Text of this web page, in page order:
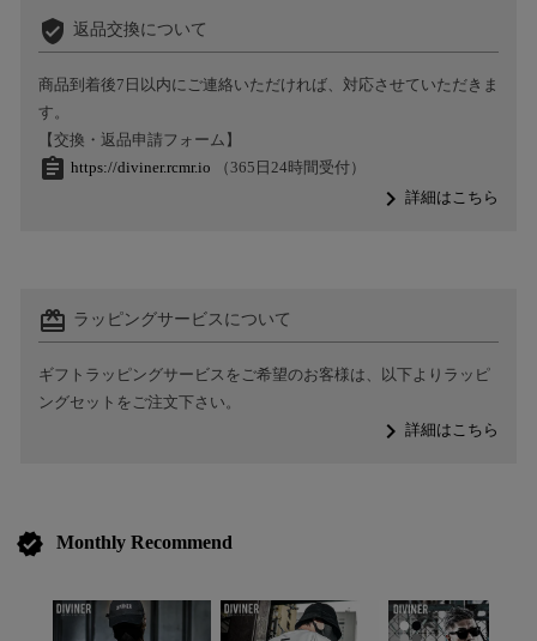
verified_user 返品交換について
商品到着後7日以内にご連絡いただければ、対応させていただきま
す。
【交換・返品申請フォーム】
assignment https://diviner.rcmr.io （365日24時間受付）
navigate_next詳細はこちら
card_giftcard ラッピングサービスについて
ギフトラッピングサービスをご希望のお客様は、以下よりラッピ
ングセットをご注文下さい。
navigate_next詳細はこちら
verified Monthly Recommend